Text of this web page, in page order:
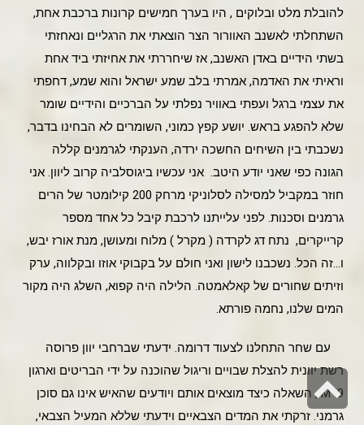
להובלת מלט ובלוקים , היו בערך חמישים קרונות ברכבת אחת,
השתחלתי לאשנב האוורור הצר הוצאתי את הרגליים ונאחזתי
בשתי הידיים באדן האשנב, אז שיחררתי את אחיזתי ביד אחת
וראיתי את האדמה, אמרתי בלב שמע ישראל והוא שמע, דחפתי
את עצמי ברגל ועפתי באוויר נפלתי על הברכיים והידיים שומר
שלא להפגע בראש. יושע קפץ כמוני, השומרים לא הבחינו בדבר,
נשכבתי בין השיחים החשכה ירדה, הענקתי לגרמנים קללה
הגונה כפי שאני יודע היטב. אני עכשיו ביגוסלביה קרוב ליוון. אני
חוזר במקביל למסילה לסלוניקי מרחק 200 קילומטר של הרים
גרמנים וסכנות. לפני עלייתנו לרכבת קיבל כל אחד מספר
קרייקרים, נתח דג לקרדה ( מקרל ) מלוח ומעושן, מנת אורז יבש,
ו…זה הכל. נשכבנו לישון ואני חולם על בקבוקי אוזו ובקלווה, ערק
וזיתים שחורים של קאלאמטה. הלילה היה קפוא, השלג היה מקור
המים שלנו, נחמה פורתא.
עם שחר התחלנו לצעוד דרומה. ידעתי שברחבי יוון פרוסה
רשת יוונית להצלת שבויים וריגול שהוכנה על ידי הבריטים וארגון
M I9 , השאלה כיצד מוצאים אותם ויודעים שהאיש אינו גם סוכן
גרמני. זרקתי את המדים הצבאיים וידעתי שללא המעיל הצבאי,
גלילה
לראש